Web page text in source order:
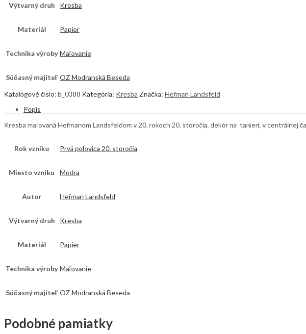
Výtvarný druh Kresba
Materiál Papier
Technika výroby Maľovanie
Súčasný majiteľ OZ Modranská Beseda
Katalógové číslo: b_0388 Kategória: Kresba Značka: Heřman Landsfeld
Popis
Kresba maľovaná Heřmanom Landsfeldom v 20. rokoch 20. storočia, dekór na tanieri, v
Rok vzniku Prvá polovica 20. storočia
Miesto vzniku Modra
Autor Heřman Landsfeld
Výtvarný druh Kresba
Materiál Papier
Technika výroby Maľovanie
Súčasný majiteľ OZ Modranská Beseda
Podobné pamiatky